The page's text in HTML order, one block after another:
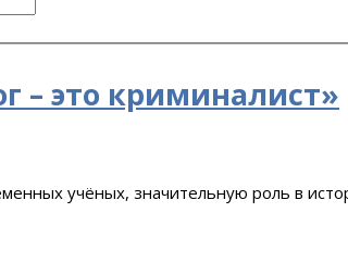
– это криминалист»
учёных, значительную роль в